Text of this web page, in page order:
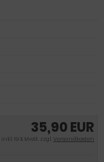
35,90 EUR
inkl. 19 % MwSt. zzgl.Versandkosten